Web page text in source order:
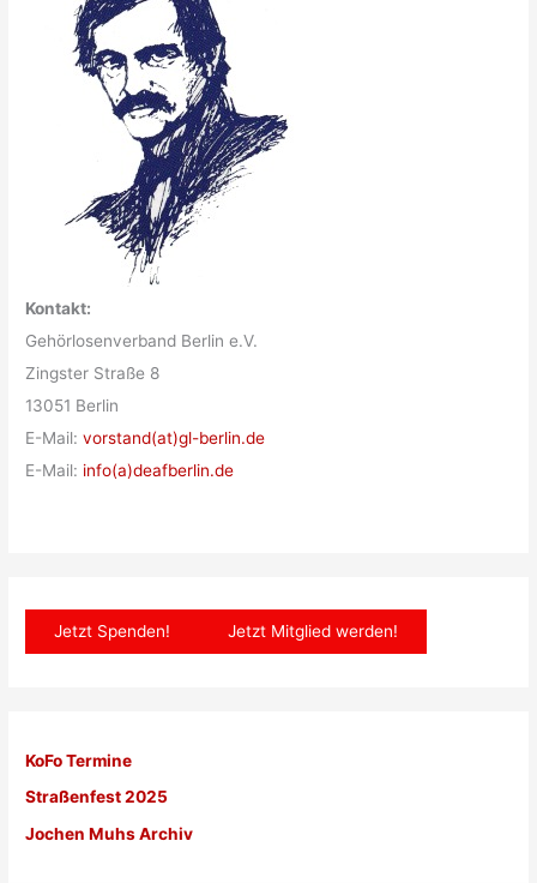
Kontakt:
Gehörlosenverband Berlin e.V.
Zingster Straße 8
13051 Berlin
E-Mail:vorstand(at)gl-berlin.de
E-Mail: info(a)deafberlin.de
Jetzt Spenden! Jetzt Mitglied werden!
KoFo Termine
Straßenfest 2025
Jochen Muhs Archiv